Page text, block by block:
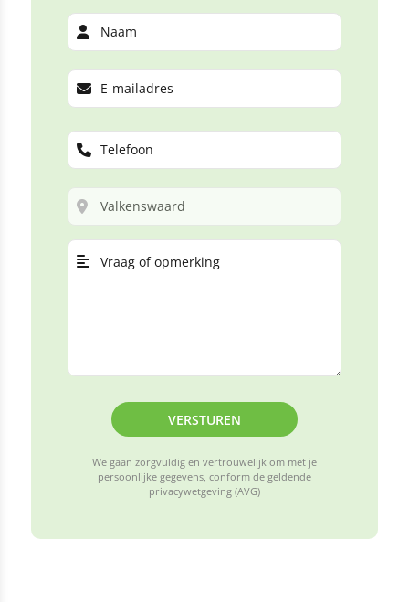
VERSTUREN
We gaan zorgvuldig en vertrouwelijk om met je
persoonlijke gegevens, conform de geldende
privacywetgeving (AVG)